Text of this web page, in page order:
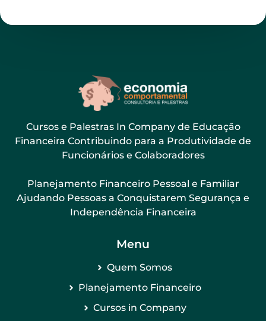
Cursos e Palestras In Company de Educação
Financeira Contribuindo para a Produtividade de
Funcionários e Colaboradores
Planejamento Financeiro Pessoal e Familiar
Ajudando Pessoas a Conquistarem Segurança e
Independência Financeira
Menu
Quem Somos
Planejamento Financeiro
Cursos in Company